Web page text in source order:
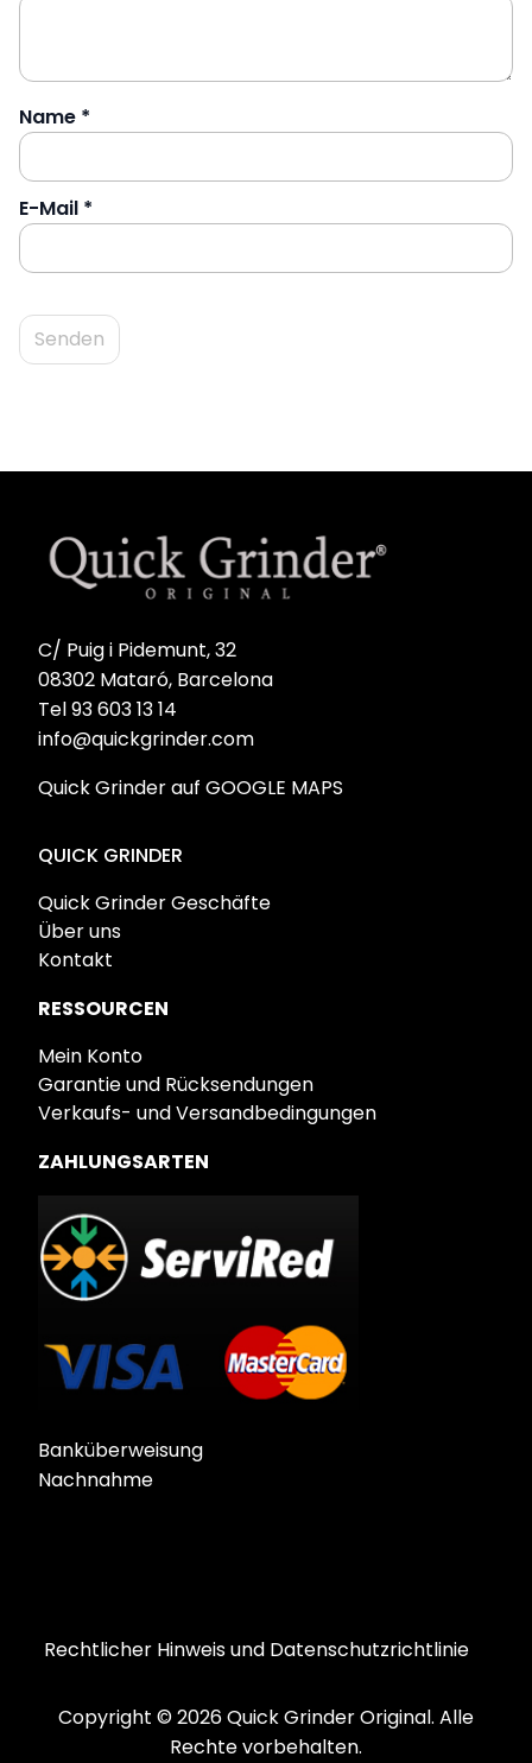
Name *
E-Mail *
C/ Puig i Pidemunt, 32
08302 Mataró, Barcelona
Tel 93 603 13 14
info@quickgrinder.com
Quick Grinder auf GOOGLE MAPS
QUICK GRINDER
Quick Grinder Geschäfte
Über uns
Kontakt
RESSOURCEN
Mein Konto
Garantie und Rücksendungen
Verkaufs- und Versandbedingungen
ZAHLUNGSARTEN
Banküberweisung
Nachnahme
Copyright © 2026 Quick Grinder Original. Alle
Rechte vorbehalten.
Rechtlicher Hinweis und Datenschutzrichtlinie